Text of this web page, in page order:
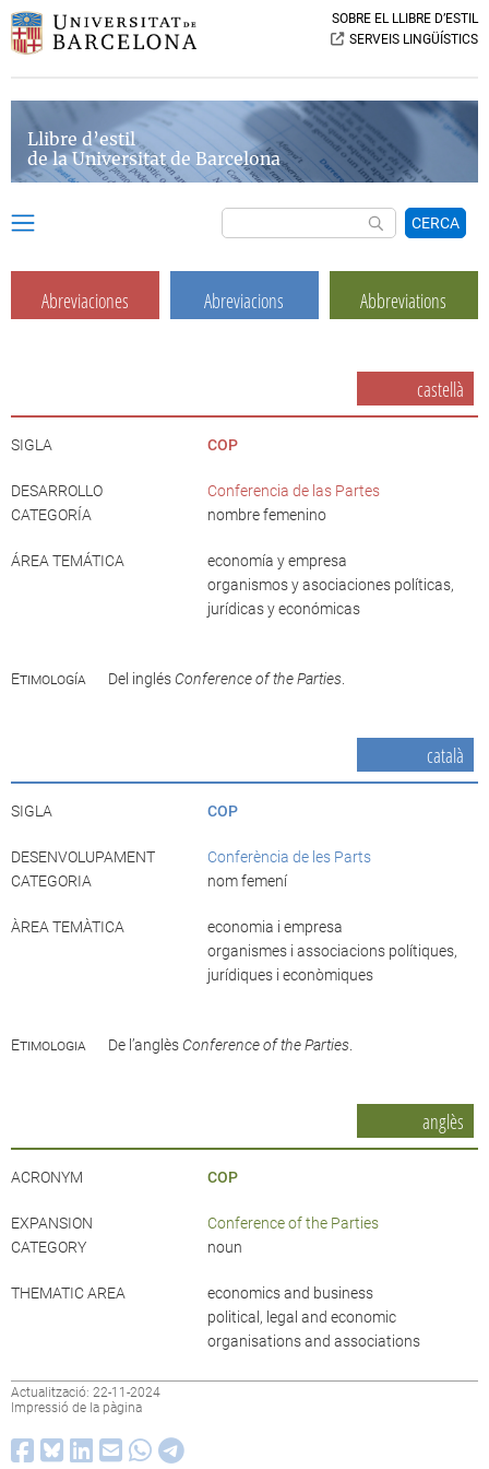
SOBRE EL LLIBRE D’ESTIL
SERVEIS LINGÜÍSTICS
Llibre d’estil
de la Universitat de Barcelona
CERCA
Abreviaciones Abreviacions Abbreviations
castellà
SIGLA COP
DESARROLLO
Conferencia de las Partes
CATEGORÍA
nombre femenino
ÁREA TEMÁTICA
economía y empresa
organismos y asociaciones políticas,
jurídicas y económicas
Etimología Del inglés Conference of the Parties
català
SIGLA COP
DESENVOLUPAMENT
Conferència de les Parts
CATEGORIA
nom femení
ÀREA TEMÀTICA
economia i empresa
organismes i associacions polítiques,
jurídiques i econòmiques
Etimologia De l’anglès Conference of the Parties
anglès
ACRONYM COP
EXPANSION
Conference of the Parties
CATEGORY
noun
THEMATIC AREA
economics and business
political, legal and economic
organisations and associations
Actualització: 22-11-2024
Impressió de la pàgina